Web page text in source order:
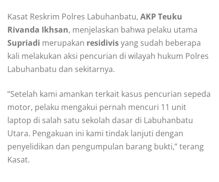
Kasat Reskrim Polres Labuhanbatu, AKP Teuku
Rivanda Ikhsan, menjelaskan bahwa pelaku utama
Supriadi merupakan residivisyang sudah beberapa
kali melakukan aksi pencurian di wilayah hukum Polres
Labuhanbatu dan sekitarnya.
“Setelah kami amankan terkait kasus pencurian sepeda
motor, pelaku mengakui pernah mencuri 11 unit
laptop di salah satu sekolah dasar di Labuhanbatu
Utara. Pengakuan ini kami tindak lanjuti dengan
penyelidikan dan pengumpulan barang bukti,” terang
Kasat.